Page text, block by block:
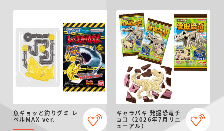
魚ギョッと釣りグミ レ
ベルMAX ver.
キャラパキ 発掘恐竜チ
ョコ（2026年7月リニ
ューアル）